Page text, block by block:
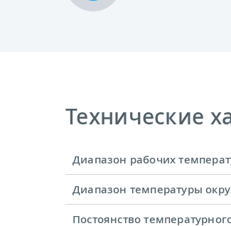
Технические
Диапазон рабочих
Диапазон температуры
Постоянство